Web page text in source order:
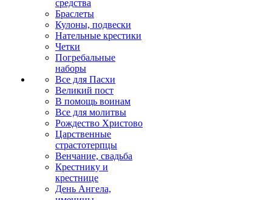
средства
Браслеты
Кулоны, подвески
Нательные крестики
Четки
Погребальные
наборы
Все для Пасхи
Великий пост
В помощь воинам
Все для молитвы
Рождество Христово
Царственные
страстотерпцы
Венчание, свадьба
Крестнику и
крестнице
День Ангела,